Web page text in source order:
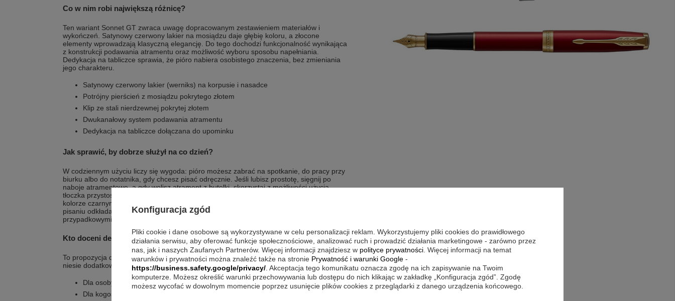
Co w nim robi największą różnicę?
Ten wariant Sonnet GT zwraca uwagę dopracowanym zestawieniem materiałów i
wykończeń. Satynowy czerwony lakier na mosiądzu daje głębię koloru, a złocone
elementy wprowadzają klasyczną elegancję. Do tego dochodzi funkcjonalność wynikająca
z konstrukcji podawania atramentu oraz możliwość wyboru sposobu napełniania.
Dedykacja na tabliczce sprawia, że pióro nabiera osobistego znaczenia, bez zmieniania
jego charakteru.
Satynowy czerwony lakier (werniks) na korpusie i nasadce
Potrójny pierścień z mosiądzu pokrytego złotem
Klip ze stali nierdzewnej pokrytej złotem
Dwukanałowy system podawania atramentu
Dedykacja na tabliczce dołączana do upominku
Jak sprawić, by dobrze służył na co dzień?
W codziennym użyciu liczy się wygoda: pióro możesz zabrać na spotkanie, do pracy przy
biurku albo do notatnika, gdy chcesz pisać odręcznie. Jeśli lubisz prostotę, sięgnij po
naboje atramentowe, a gdy wolisz atrament z butelki, skorzystaj z możliwości użycia
tłoczka przystosowanego do takiego napełniania. W zestawie masz startowe naboje w
kolorze czarnym, więc możesz zacząć bez dodatkowych przygotowań. Po skończonym
pisaniu odkładaj pióro do etui prezentowego PARKER, aby chronić wykończenia przed
przypadkowymi zarysowaniami.
Kto doceni detale i przekaz?
To propozycja dla osób, które cenią dopracowane wykończenie i lubią, gdy przedmiot
niesie dodatkowy sens.
Dla osoby, która chce pisać piórem o wyrafinowanym wyglądzie
Dla kogoś, kto lubi czerwony akcent w klasycznej formie
Konfiguracja zgód
Pliki cookie i dane osobowe są wykorzystywane w celu personalizacji reklam. Wykorzystujemy pliki cookies do prawidłowego
działania serwisu, aby oferować funkcje społecznościowe, analizować ruch i prowadzić działania marketingowe - zarówno przez
nas, jak i naszych Zaufanych Partnerów. Więcej informacji znajdziesz w polityce prywatności . Więcej informacji na temat
warunków i prywatności można znaleźć także na stronie Prywatność i warunki Google -
https://business.safety.google/privacy/ . Akceptacja tego komunikatu oznacza zgodę na ich zapisywanie na Twoim
komputerze. Możesz określić warunki przechowywania lub dostępu do nich klikając w zakładkę „Konfiguracja zgód”. Zgodę
możesz wycofać w dowolnym momencie poprzez usunięcie plików cookies z przeglądarki z danego urządzenia końcowego.